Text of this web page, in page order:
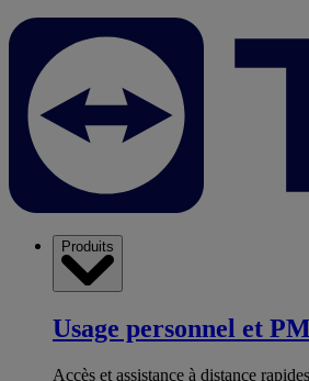
Produits
Usage personnel et
Accès et assistance à distance